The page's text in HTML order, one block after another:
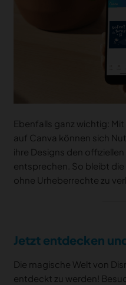
Ebenfalls ganz wichtig:
auf Canva können sich
ihre Designs den
entsprechen. So bleibt
ohne Urheberrechte zu
Jetzt entdecken
Die magische Welt von
entdeckt zu werden!